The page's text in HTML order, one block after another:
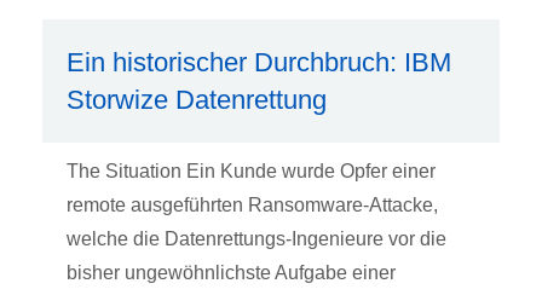
Ein historischer Durchbruch: IBM
Storwize Datenrettung
The Situation Ein Kunde wurde Opfer einer
remote ausgeführten Ransomware-Attacke,
welche die Datenrettungs-Ingenieure vor die
bisher ungewöhnlichste Aufgabe einer